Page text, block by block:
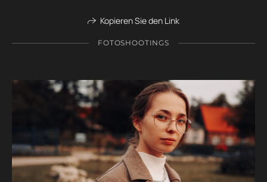
Kopieren Sie den Link
FOTOSHOOTINGS